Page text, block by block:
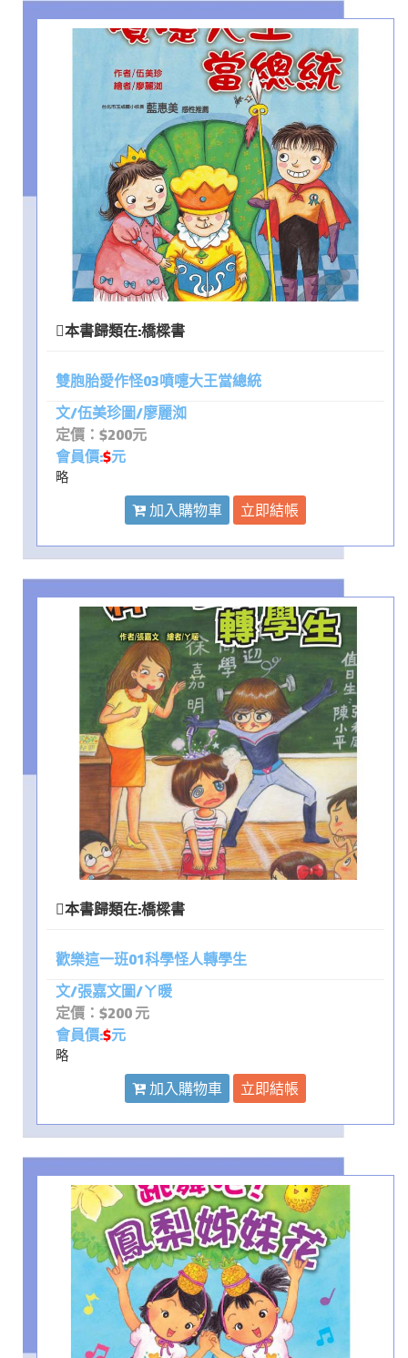
本書歸類在:橋樑書
雙胞胎愛作怪03噴嚏大王當總統
文/伍美珍圖/廖麗洳
定價：$200元
會員價:$元
略
加入購物車 立即結帳
本書歸類在:橋樑書
歡樂這一班01科學怪人轉學生
文/張嘉文圖/ㄚ暖
定價：$200 元
會員價:$元
略
加入購物車 立即結帳